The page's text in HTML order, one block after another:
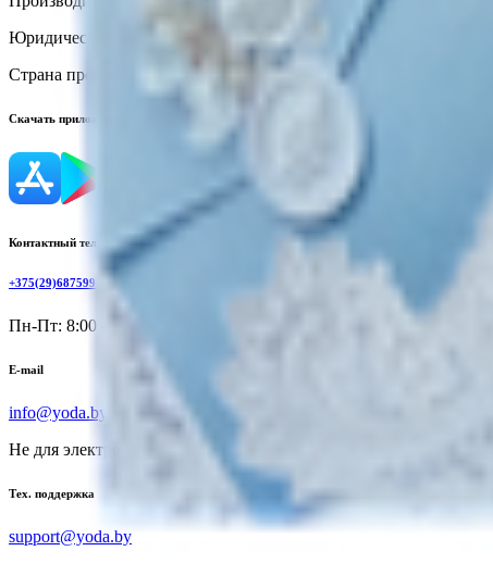
Юридический адрес:
127422, г. Москва, ул. Тимирязевская, д.
Страна производства:
Россия
Скачать приложение
Контактный телефон
+375(29)6875999
Пн-Пт: 8:00 - 17:00
E-mail
info@yoda.by
Не для электронных обращений
Тех. поддержка
support@yoda.by